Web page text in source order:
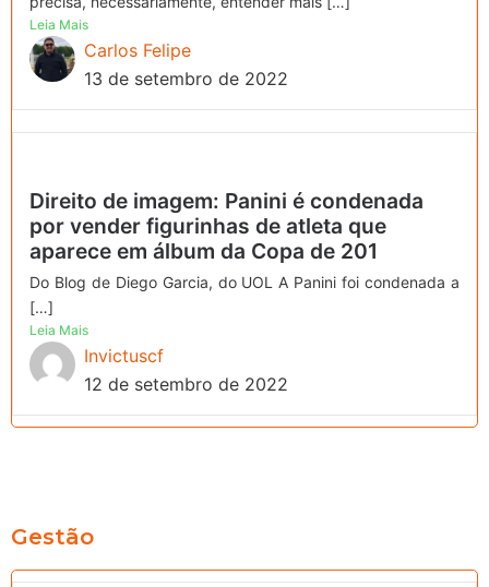
Leia Mais
Carlos Felipe
13 de setembro de 2022
Direito de imagem: Panini é condenada
por vender figurinhas de atleta que
aparece em álbum da Copa de 201
Do Blog de Diego Garcia, do UOL A Panini foi condenada a
[…]
Leia Mais
Invictuscf
12 de setembro de 2022
Gestão